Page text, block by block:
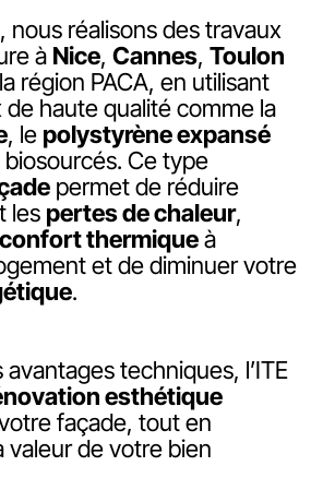
, nous réalisons des travaux
à Nice,Cannes,Toulon
région PACA, en utilisant
haute qualité comme la
, le polystyrène expansé
biosourcés. Ce type
permet de réduire
les pertes de chaleur,
confort thermiqueà
et de diminuer votre
.
avantages techniques, l’ITE
esthétique
façade, tout en
valeur de votre bien